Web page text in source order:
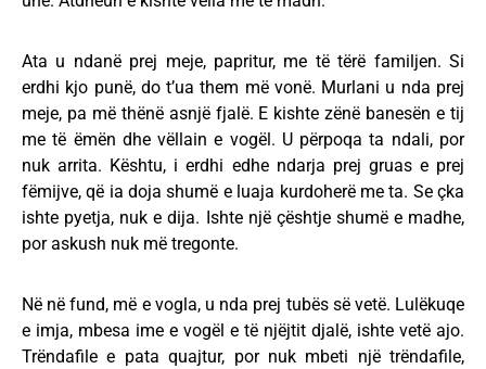
Ata u ndanë prej meje, papritur, me të tërë familjen. Si
erdhi kjo punë, do t’ua them më vonë. Murlani u nda prej
meje, pa më thënë asnjë fjalë. E kishte zënë banesën e tij
me të ëmën dhe vëllain e vogël. U përpoqa ta ndali, por
nuk arrita. Kështu, i erdhi edhe ndarja prej gruas e prej
fëmijve, që ia doja shumë e luaja kurdoherë me ta. Se çka
ishte pyetja, nuk e dija. Ishte një çështje shumë e madhe,
por askush nuk më tregonte.
Në në fund, më e vogla, u nda prej tubës së vetë. Lulëkuqe
e imja, mbesa ime e vogël e të njëjtit djalë, ishte vetë ajo.
Trëndafile e pata quajtur, por nuk mbeti një trëndafile,